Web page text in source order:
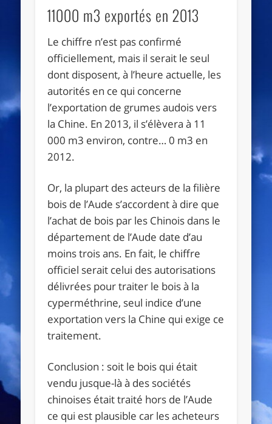
11000 m3 exportés en 2013
Le chiffre n’est pas confirmé
officiellement, mais il serait le seul
dont disposent, à l’heure actuelle, les
autorités en ce qui concerne
l’exportation de grumes audois vers
la Chine. En 2013, il s’élèvera à 11
000 m3 environ, contre… 0 m3 en
2012.
Or, la plupart des acteurs de la filière
bois de l’Aude s’accordent à dire que
l’achat de bois par les Chinois dans le
département de l’Aude date d’au
moins trois ans. En fait, le chiffre
officiel serait celui des autorisations
délivrées pour traiter le bois à la
cyperméthrine, seul indice d’une
exportation vers la Chine qui exige ce
traitement.
Conclusion : soit le bois qui était
vendu jusque-là à des sociétés
chinoises était traité hors de l’Aude
ce qui est plausible car les acheteurs